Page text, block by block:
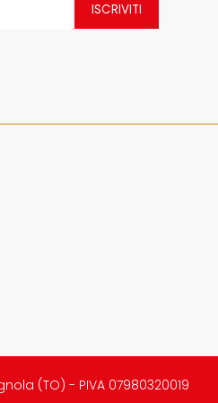
ISCRIVITI
(TO) - PIVA 07980320019